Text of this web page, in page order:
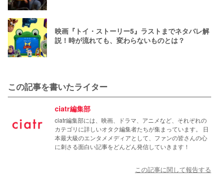
映画『トイ・ストーリー5』ラストまでネタバレ解
説！時が流れても、変わらないものとは？
この記事を書いたライター
ciatr編集部
ciatr編集部には、映画、ドラマ、アニメなど、それぞれの
カテゴリに詳しいオタク編集者たちが集まっています。 日
本最大級のエンタメメディアとして、ファンの皆さんの心
に刺さる面白い記事をどんどん発信していきます！
この記事に関して報告する